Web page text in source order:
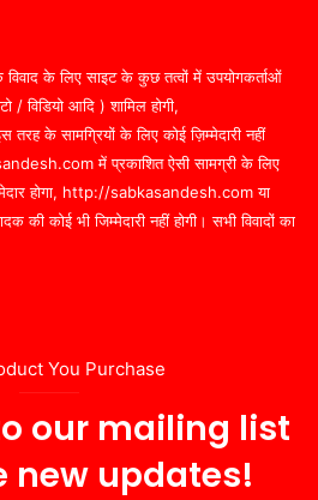
के लिए साइट के कुछ तत्वों में उपयोगकर्ताओं
/ विडियो आदि ) शामिल होगी,
के सामग्रियों के लिए कोई ज़िम्मेदारी नहीं
में प्रकाशित ऐसी सामग्री के लिए
होगा, http://sabkasandesh.com या
कोई भी जिम्मेदारी नहीं होगी। सभी विवादों का
You Purchase
our mailing list
new updates!